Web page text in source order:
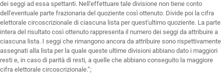
dei seggi ad essa spettanti. Nell'effettuare tale divisione non tiene conto
dell'eventuale parte frazionaria del quoziente così ottenuto. Divide poi la cifra
elettorale circoscrizionale di ciascuna lista per quest'ultimo quoziente. La parte
intera del risultato così ottenuto rappresenta il numero dei seggi da attribuire a
ciascuna lista. I seggi che rimangono ancora da attribuire sono rispettivamente
assegnati alla lista per la quale queste ultime divisioni abbiano dato i maggiori
resti e, in caso di parità di resti, a quelle che abbiano conseguito la maggiore
cifra elettorale circoscrizionale.”;